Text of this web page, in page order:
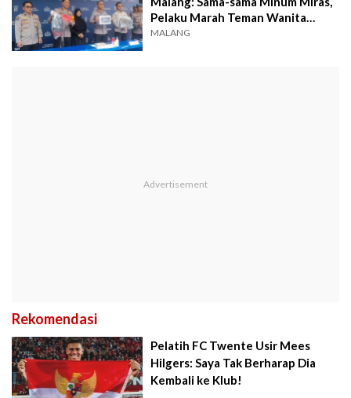
Pelaku Marah Teman Wanita
Digoda!
MALANG
Rekomendasi
Pelatih FC Twente Usir Mees
Hilgers: Saya Tak Berharap Dia
Kembali ke Klub!